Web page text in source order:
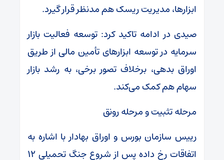
ابزارها، مدیریت ریسک هم مدنظر قرار گیرد.
صیدی در ادامه تاکید کرد: توسعه فعالیت بازار
سرمایه در توسعه ابزارهای تأمین مالی از طریق
اوراق بدهی، برخلاف تصور برخی، به رشد بازار
سهام هم کمک می‌کند.
مرحله تثبیت و مرحله رونق
رییس سازمان بورس و اوراق بهادار با اشاره به
اتفاقات رخ داده پس از شروع جنگ تحمیلی ۱۲